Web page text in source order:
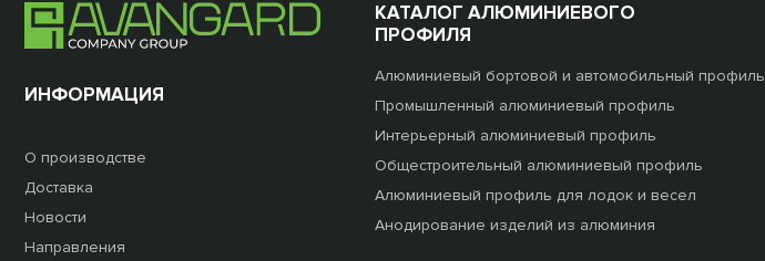
ИНФОРМАЦИЯ
О производстве
Доставка
Новости
Направления
КАТАЛОГ АЛЮМИНИЕВОГО
ПРОФИЛЯ
Алюминиевый бортовой и автомобильный профиль
Промышленный алюминиевый профиль
Интерьерный алюминиевый профиль
Общестроительный алюминиевый профиль
Алюминиевый профиль для лодок и весел
Анодирование изделий из алюминия